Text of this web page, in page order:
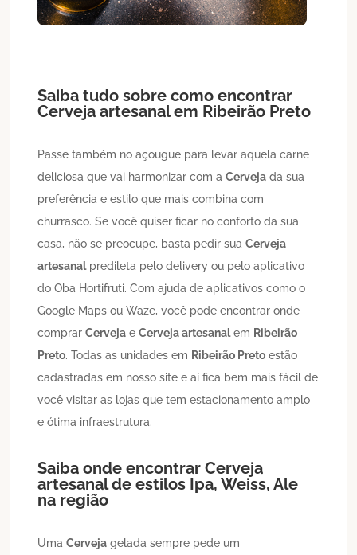
Saiba tudo sobre como encontrar
Cerveja artesanalem Ribeirão Preto
Passe também no açougue para levar aquela carne
deliciosa que vai harmonizar com aCerveja da sua
preferência e estilo que mais combina com
churrasco. Se você quiser ficar no conforto da sua
casa, não se preocupe, basta pedir suaCerveja
artesanalpredileta pelo delivery ou pelo aplicativo
do Oba Hortifruti. Com ajuda de aplicativos como o
Google Maps ou Waze, você pode encontrar onde
comprarCerveja eCerveja artesanalem Ribeirão
Preto. Todas as unidades em Ribeirão Preto estão
cadastradas em nosso site e aí fica bem mais fácil de
você visitar as lojas que tem estacionamento amplo
e ótima infraestrutura.
Saiba onde encontrarCerveja
artesanalde estilos Ipa, Weiss, Ale
na região
UmaCerveja gelada sempre pede um